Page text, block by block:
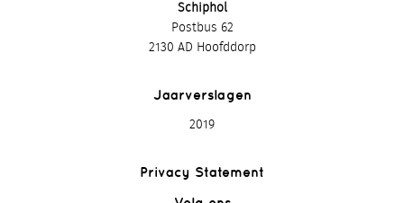
Schiphol
Postbus 62
2130 AD Hoofddorp
Jaarverslagen
2019
Privacy Statement